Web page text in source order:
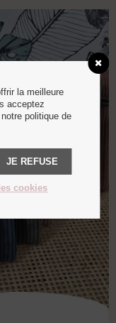
la meilleure
acceptez
politique de
JE REFUSE
cookies